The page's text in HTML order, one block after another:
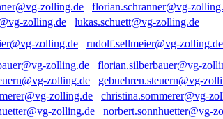
florian.schranner@vg-
lukas.schuett@vg-zolling.de
rudolf.sellmeier@vg-zolling.de
florian.silberbauer@vg-
gebuehren.steuern@vg-
christina.sommerer@vg-
norbert.sonnhuetter@vg-